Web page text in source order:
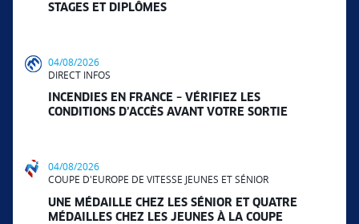
STAGES ET DIPLÔMES
04/08/2026
DIRECT INFOS
INCENDIES EN FRANCE – VÉRIFIEZ LES
CONDITIONS D’ACCÈS AVANT VOTRE SORTIE
04/08/2026
COUPE D'EUROPE DE VITESSE JEUNES ET SÉNIOR
UNE MÉDAILLE CHEZ LES SÉNIOR ET QUATRE
MÉDAILLES CHEZ LES JEUNES À LA COUPE